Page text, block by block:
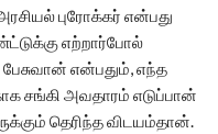
புரோக்கர் என்பது
எற்றார்போல்
பேசுவான் என்பதும், எந்த
சங்கி அவதாரம் எடுப்பான்
தெரிந்த விடயம்தான்.